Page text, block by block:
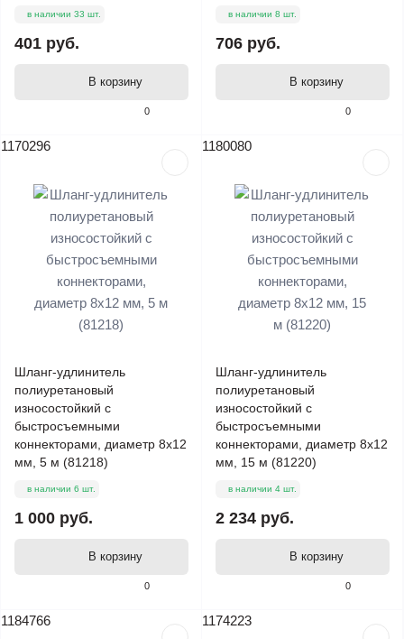
0
в наличии 33 шт.
401 руб.
В корзину
0
в наличии 8 шт.
706 руб.
В корзину
1170296
0
Шланг-удлинитель
полиуретановый
износостойкий с
быстросъемными
коннекторами, диаметр 8х12
мм, 5 м (81218)
в наличии 6 шт.
1 000 руб.
В корзину
1180080
0
Шланг-удлинитель
полиуретановый
износостойкий с
быстросъемными
коннекторами, диаметр 8х12
мм, 15 м (81220)
в наличии 4 шт.
2 234 руб.
В корзину
1184766 1174223